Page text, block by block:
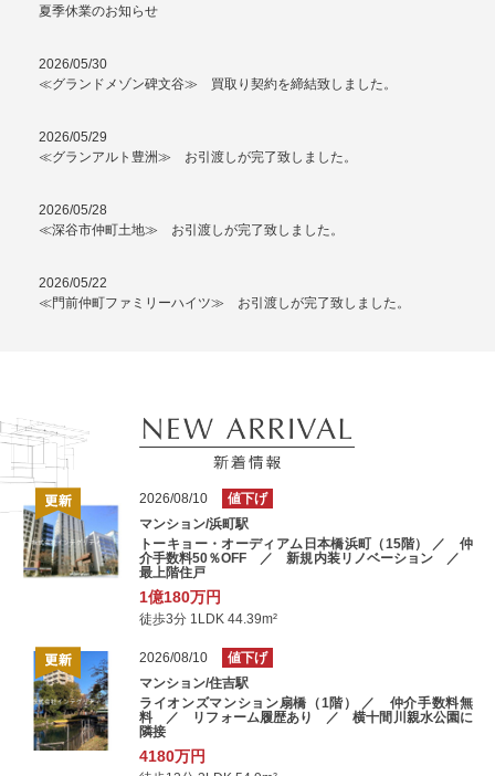
夏季休業のお知らせ
2026/05/30
≪グランドメゾン碑文谷≫ 買取り契約を締結致しました。
2026/05/29
≪グランアルト豊洲≫ お引渡しが完了致しました。
2026/05/28
≪深谷市仲町土地≫ お引渡しが完了致しました。
2026/05/22
≪門前仲町ファミリーハイツ≫ お引渡しが完了致しました。
2026/08/10
値下げ
マンション/浜町駅
トーキョー・オーディアム日本橋浜町（15階） ／ 仲
介手数料50％OFF ／ 新規内装リノベーション ／
最上階住戸
1億180万円
徒歩3分 1LDK 44.39m²
2026/08/10
値下げ
マンション/住吉駅
ライオンズマンション扇橋（1階） ／ 仲介手数料無
料 ／ リフォーム履歴あり ／ 横十間川親水公園に
隣接
4180万円